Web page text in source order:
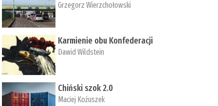
Grzegorz Wierzchołowski
Karmienie obu Konfederacji
Dawid Wildstein
Chiński szok 2.0
Maciej Kożuszek